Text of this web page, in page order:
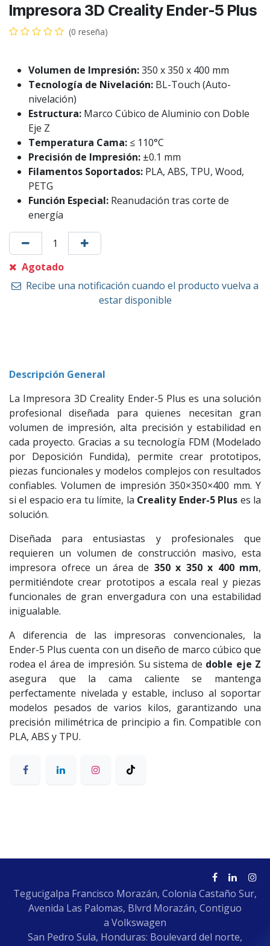
Impresora 3D Creality Ender-5 Plus
(0 reseña)
Volumen de Impresión:350 x 350 x 400 mm
Tecnología de Nivelación: BL-Touch (Auto-
nivelación)
Estructura: Marco Cúbico de Aluminio con Doble
Eje Z
Temperatura Cama: ≤ 110°C
Precisión de Impresión: ±0.1 mm
Filamentos Soportados: PLA, ABS, TPU, Wood,
PETG
Función Especial: Reanudación tras corte de
energía
Agotado
Recibe una notificación cuando el producto vuelva a
estar disponible
Descripción General
La Impresora 3D Creality Ender-5 Plus es una solución
profesional diseñada para quienes necesitan gran
volumen de impresión, alta precisión y estabilidad en
cada proyecto. Gracias a su tecnología FDM (Modelado
por Deposición Fundida), permite crear prototipos,
piezas funcionales y modelos complejos con resultados
confiables. Volumen de impresión 350×350×400 mm. Y
si el espacio era tu límite, la Creality Ender-5 Plus es la
solución.
Diseñada para entusiastas y profesionales que
requieren un volumen de construcción masivo, esta
impresora ofrece un área de 350 x 350 x 400 mm,
permitiéndote crear prototipos a escala real y piezas
funcionales de gran envergadura con una estabilidad
inigualable.
A diferencia de las impresoras convencionales, la
Ender-5 Plus cuenta con un diseño de marco cúbico que
rodea el área de impresión. Su sistema de doble eje Z
asegura que la cama caliente se mantenga
perfectamente nivelada y estable, incluso al soportar
modelos pesados de varios kilos, garantizando una
precisión milimétrica de principio a fin. Compatible con
PLA, ABS y TPU.
Tegucigalpa Francisco Morazán, Colonia Castaño Sur,
Avenida Las Palomas, Blvrd Morazán, Contiguo
a Volkswagen
San Pedro Sula, Honduras: Boulevard del norte,